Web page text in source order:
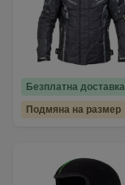
Безплатна доставка
Подмяна на размер